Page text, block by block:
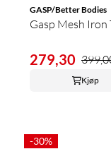
GASP/Better Bodies
Gasp Mesh Iron
279,30
Kjøp
-30%